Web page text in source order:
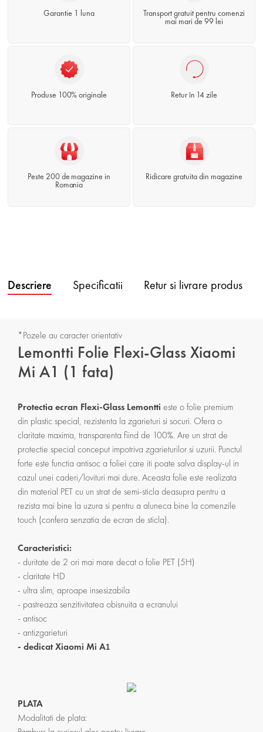
Garantie 1 luna
Transport gratuit pentru comenzi
mai mari de 99 lei
Produse 100% originale Retur în 14 zile
Peste 200 de magazine in
Romania
Ridicare gratuita din magazine
Descriere Specificatii Retur si livrare produs
*Pozele au caracter orientativ
Lemontti Folie Flexi-Glass Xiaomi
Mi A1 (1 fata)
Protectia ecran Flexi-Glass Lemontti este o folie premium
din plastic special, rezistenta la zgarieturi si socuri. Ofera o
claritate maxima, transparenta fiind de 100%. Are un strat de
protectie special conceput impotriva zgarieturilor si uzurii. Punctul
forte este functia antisoc a foliei care iti poate salva display-ul in
cazul unei caderi/lovituri mai dure. Aceasta folie este realizata
din material PET cu un strat de semi-sticla deasupra pentru a
rezista mai bine la uzura si pentru a aluneca bine la comenzile
touch (confera senzatia de ecran de sticla).
Caracteristici:
- duritate de 2 ori mai mare decat o folie PET (5H)
- claritate HD
- ultra slim, aproape insesizabila
- pastreaza senzitivitatea obisnuita a ecranului
- antisoc
- antizgarieturi
- dedicat Xiaomi Mi A1
PLATA
Modalitati de plata: